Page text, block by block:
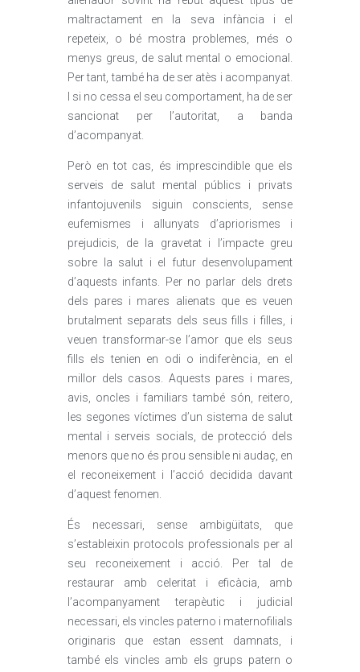
maltractament en la seva infància i el
repeteix, o bé mostra problemes, més o
menys greus, de salut mental o emocional.
Per tant, també ha de ser atès i acompanyat.
I si no cessa el seu comportament, ha de ser
sancionat per l’autoritat, a banda
d’acompanyat.
Però en tot cas, és imprescindible que els
serveis de salut mental públics i privats
infantojuvenils siguin conscients, sense
eufemismes i allunyats d’apriorismes i
prejudicis, de la gravetat i l’impacte greu
sobre la salut i el futur desenvolupament
d’aquests infants. Per no parlar dels drets
dels pares i mares alienats que es veuen
brutalment separats dels seus fills i filles, i
veuen transformar-se l’amor que els seus
fills els tenien en odi o indiferència, en el
millor dels casos. Aquests pares i mares,
avis, oncles i familiars també són, reitero,
les segones víctimes d’un sistema de salut
mental i serveis socials, de protecció dels
menors que no és prou sensible ni audaç, en
el reconeixement i l’acció decidida davant
d’aquest fenomen.
És necessari, sense ambigüitats, que
s’estableixin protocols professionals per al
seu reconeixement i acció. Per tal de
restaurar amb celeritat i eficàcia, amb
l’acompanyament terapèutic i judicial
necessari, els vincles paterno i maternofilials
originaris que estan essent damnats, i
també els vincles amb els grups patern o